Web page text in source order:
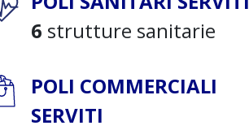
6 strutture sanitarie
POLI COMMERCIALI
SERVITI